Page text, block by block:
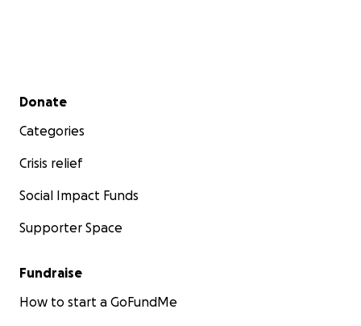
Secondary menu
Donate
Categories
Crisis relief
Social Impact Funds
Supporter Space
Fundraise
How to start a GoFundMe